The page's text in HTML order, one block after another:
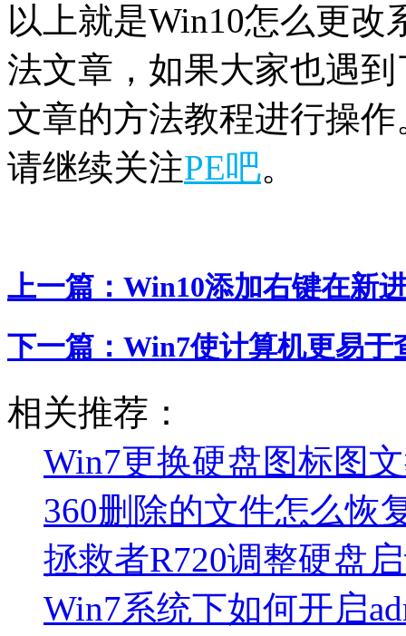
以上就是Win10怎么更改
法文章，如果大家也遇
文章的方法教程进行操
请继续关注PE吧。
上一篇： Win10添加右键在新
下一篇： Win7使计算机更易于
相关推荐：
Win7更换硬盘图标图
360删除的文件怎么恢
拯救者R720调整硬盘
Win7系统下如何开启